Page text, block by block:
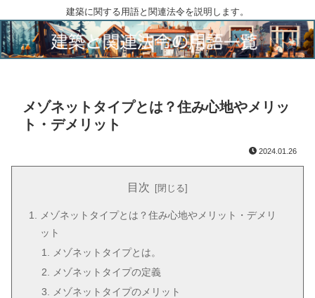
建築に関する用語と関連法令を説明します。
メゾネットタイプとは？住み心地やメリッ
ト・デメリット
2024.01.26
目次
メゾネットタイプとは？住み心地やメリット・デメリ
ット
メゾネットタイプとは。
メゾネットタイプの定義
メゾネットタイプのメリット